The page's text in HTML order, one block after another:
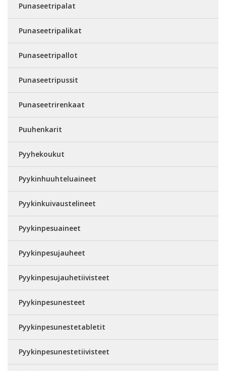
Punaseetripalat
Punaseetripalikat
Punaseetripallot
Punaseetripussit
Punaseetrirenkaat
Puuhenkarit
Pyyhekoukut
Pyykinhuuhteluaineet
Pyykinkuivaustelineet
Pyykinpesuaineet
Pyykinpesujauheet
Pyykinpesujauhetiivisteet
Pyykinpesunesteet
Pyykinpesunestetabletit
Pyykinpesunestetiivisteet